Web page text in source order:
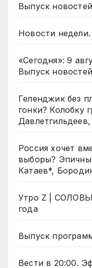
Выпуск
Новости
«Сегодня»: 9
Выпуск
Геленджик без
гонки? Колобку
Россия хочет
выборы?
Катаев*,
Утро Z |
года
Выпуск
Вести в 20:00.